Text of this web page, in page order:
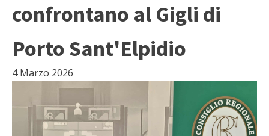
confrontano al Gigli di
Porto Sant'Elpidio
4 Marzo 2026